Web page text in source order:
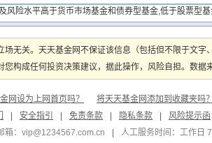
风险水平高于货币市场基金和债券型基金,低于股票型基
无关。天天基金网不保证该信息（包括但不限于文
构成任何投资决策建议，据此操作，风险自担。数据
网设为上网首页吗？
将天天基金网添加到收藏夹吗？
安全指引 免责条款 隐私条款 风险提示函
箱： vip@1234567.com.cn
人工服务时间：工作日